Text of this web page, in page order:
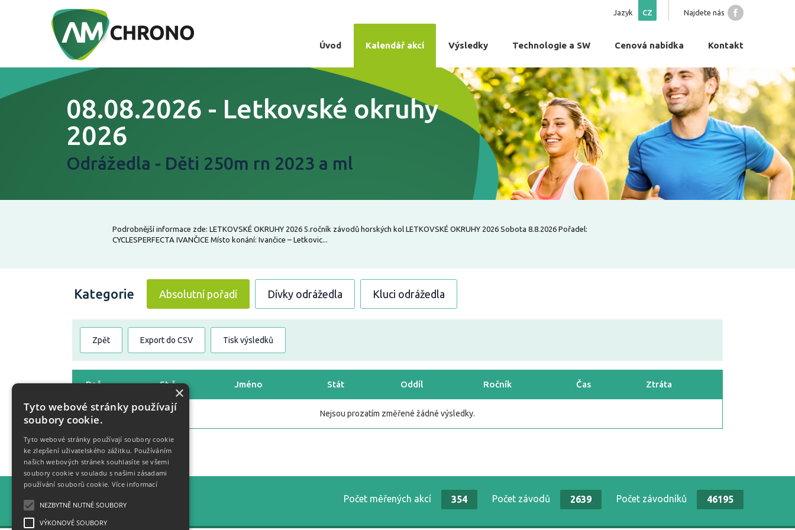
Najdete nás
Jazyk CZ
Úvod Kalendář akcí Výsledky Technologie a SW Cenová nabídka Kontakt
08.08.2026 - Letkovské okruhy
2026
Odrážedla - Děti 250m rn 2023 a ml
Podrobnější informace zde: LETKOVSKÉ OKRUHY 2026 5.ročník závodů horských kol LETKOVSKÉ OKRUHY 2026 Sobota 8.8.2026 Pořadel:
CYCLESPERFECTA IVANČICE Místo konání: Ivančice – Letkovic...
Kategorie Absolutní pořadí Dívky odrážedla Kluci odrážedla
Zpět Export do CSV Tisk výsledků
Poř. St.č. Jméno Stát Oddíl Ročník Čas Ztráta
Nejsou prozatím změřené žádné výsledky.
Zpět
Statistiky Počet závodníků 46195
Počet závodů 2639
Počet měřených akcí 354
×
Tyto webové stránky používají
soubory cookie.
Tyto webové stránky používají soubory cookie
ke zlepšení uživatelského zážitku. Používáním
našich webových stránek souhlasíte se všemi
soubory cookie v souladu s našimi zásadami
používání souborů cookie. Více informací
NEZBYTNĚ NUTNÉ SOUBORY
VÝKONOVÉ SOUBORY